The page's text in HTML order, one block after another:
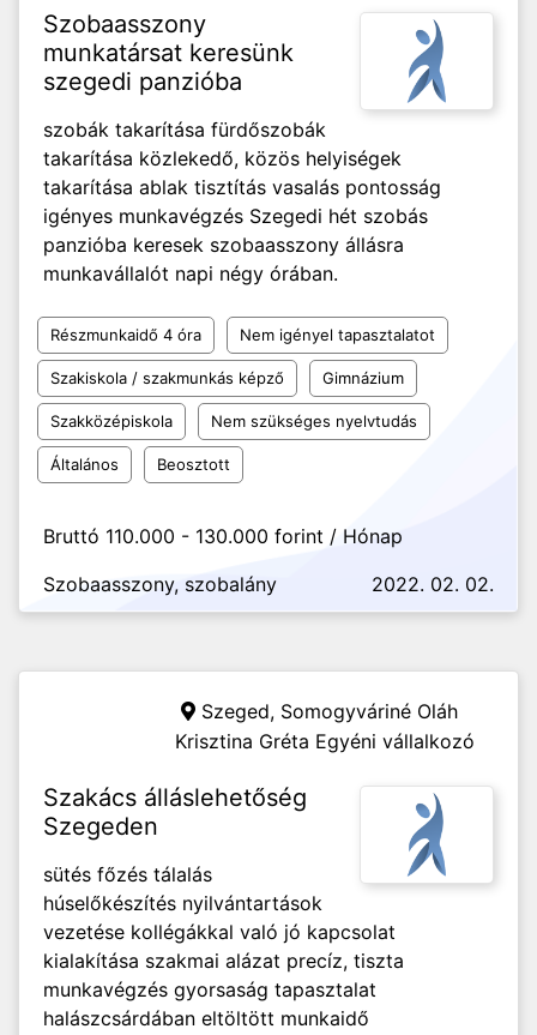
Szobaasszony
munkatársat keresünk
szegedi panzióba
szobák takarítása fürdőszobák
takarítása közlekedő, közös helyiségek
takarítása ablak tisztítás vasalás pontosság
igényes munkavégzés Szegedi hét szobás
panzióba keresek szobaasszony állásra
munkavállalót napi négy órában.
Részmunkaidő 4 óra Nem igényel tapasztalatot
Szakiskola / szakmunkás képző Gimnázium
Szakközépiskola Nem szükséges nyelvtudás
Általános Beosztott
Bruttó 110.000 - 130.000 forint / Hónap
Szobaasszony, szobalány
2022. 02. 02.
Szeged, Somogyváriné Oláh
Krisztina Gréta Egyéni vállalkozó
Szakács álláslehetőség
Szegeden
sütés főzés tálalás
húselőkészítés nyilvántartások
vezetése kollégákkal való jó kapcsolat
kialakítása szakmai alázat precíz, tiszta
munkavégzés gyorsaság tapasztalat
halászcsárdában eltöltött munkaidő